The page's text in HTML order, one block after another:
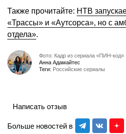
Также прочитайте: НТВ
«Трассы» и «Аутсорса», но с
отдела».
Фото: Кадр из сериала «ПИН-код»
Анна Адамайтес
Теги: Российские сериалы
Больше новостей в
Написать отзыв